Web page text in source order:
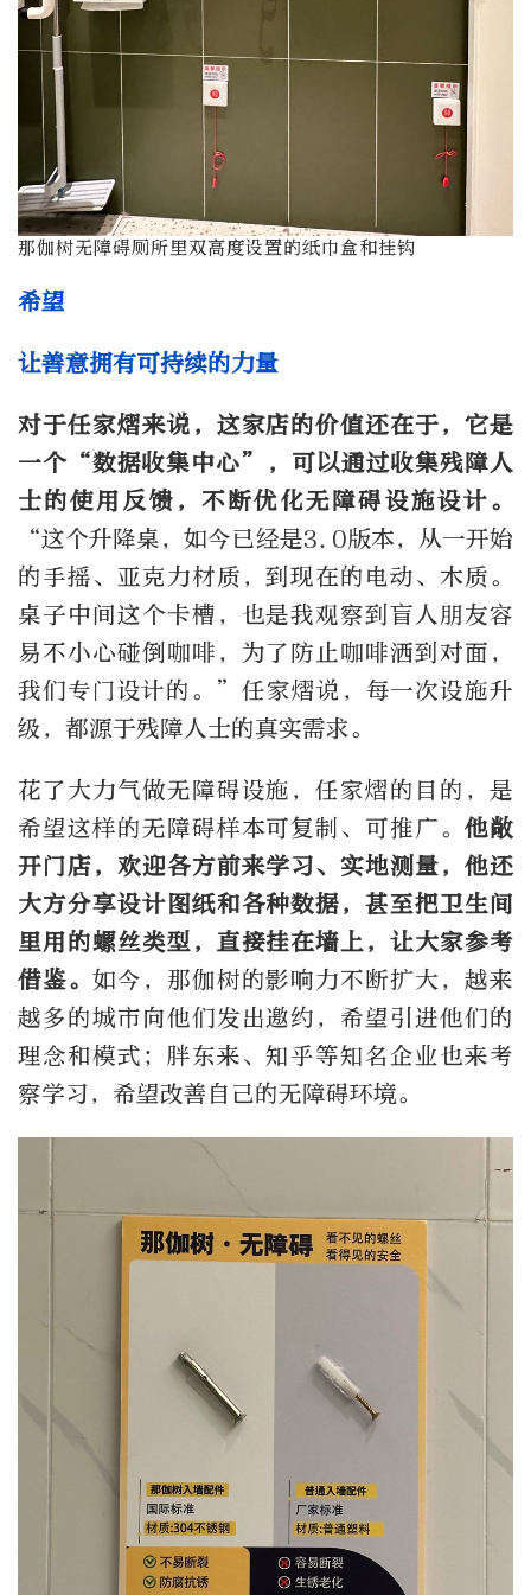
那伽树无障碍厕所里双高度设置的纸巾盒和挂钩
希望
让善意拥有可持续的力量
对于任家熠来说，这家店的价值还在于，它是
一个“数据收集中心”，可以通过收集残障人
士的使用反馈，不断优化无障碍设施设计。
“这个升降桌，如今已经是3.0版本，从一开始
的手摇、亚克力材质，到现在的电动、木质。
桌子中间这个卡槽，也是我观察到盲人朋友容
易不小心碰倒咖啡，为了防止咖啡洒到对面，
我们专门设计的。”任家熠说，每一次设施升
级，都源于残障人士的真实需求。
花了大力气做无障碍设施，任家熠的目的，是
希望这样的无障碍样本可复制、可推广。他敞
开门店，欢迎各方前来学习、实地测量，他还
大方分享设计图纸和各种数据，甚至把卫生间
里用的螺丝类型，直接挂在墙上，让大家参考
借鉴。 如今，那伽树的影响力不断扩大，越来
越多的城市向他们发出邀约，希望引进他们的
理念和模式；胖东来、知乎等知名企业也来考
察学习，希望改善自己的无障碍环境。